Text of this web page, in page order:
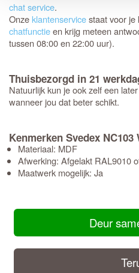
chat service.
Onzeklantenservicestaat voor je
chatfunctieen krijg meteen
tussen 08:00 en 22:00 uur).
Thuisbezorgd in 21
Natuurlijk kun je ook zelf een
wanneer jou dat beter schikt.
Kenmerken Svedex
Materiaal: MDF
Afwerking: Afgelakt RAL9010
Maatwerk mogelijk: Ja
Deur